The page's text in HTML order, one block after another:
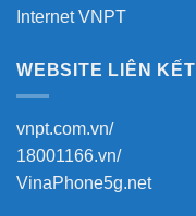
Internet VNPT
WEBSITE LIÊN KẾT
vnpt.com.vn/
18001166.vn/
VinaPhone5g.net